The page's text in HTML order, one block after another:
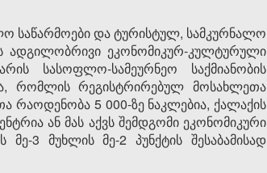
საწარმოები და ტურისტულ, სამკურნალო
ეკონომიკურ-კულტურული
სასოფლო-სამეურნეო საქმიანობის
რომლის რეგისტრირებულ მოსახლეთა
რაოდენობა 5 000-ზე ნაკლებია, ქალაქის
ან მას აქვს შემდგომი ეკონომიკური
3 მუხლის მე-2 პუნქტის შესაბამისად